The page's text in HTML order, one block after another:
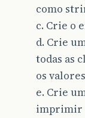
como
c. Crie o
d. Crie
todas as
os
e. Crie
imprimir